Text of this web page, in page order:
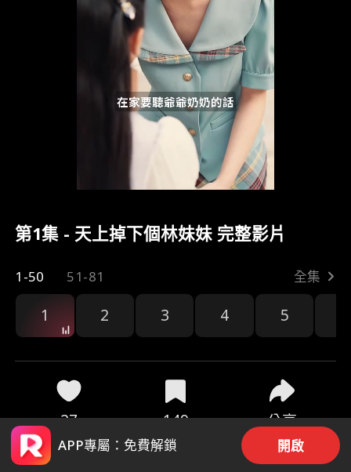
第1集 - 天上掉下個林妹妹 完整影片
1-50 51-81 全集
1 2 3 4 5
27 149 分享
APP專屬：免費解鎖 開啟